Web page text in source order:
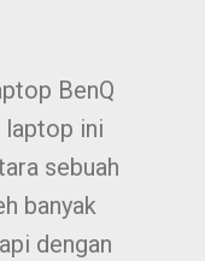
BenQ
laptop ini
sebuah
banyak
dengan